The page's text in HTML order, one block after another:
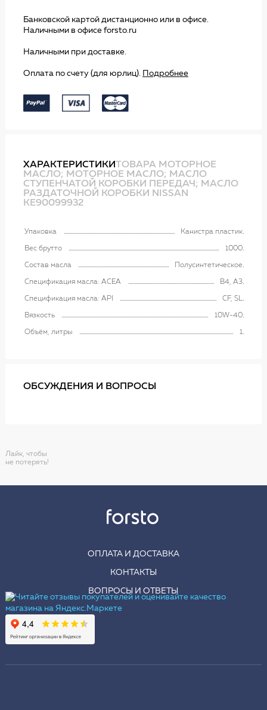
Банковской картой дистанционно или в офисе.
Наличными в офисе forsto.ru
Наличными при доставке.
Оплата по счету (для юрлиц). Подробнее
ХАРАКТЕРИСТИКИТОВАРА МОТОРНОЕ
МАСЛО; МОТОРНОЕ МАСЛО; МАСЛО
СТУПЕНЧАТОЙ КОРОБКИ ПЕРЕДАЧ; МАСЛО
РАЗДАТОЧНОЙ КОРОБКИ NISSAN
KE90099932
Упаковка Канистра пластик
Вес брутто 1000
Состав масла Полусинтетическое
Спецификация масла: ACEA B4, A3
Спецификация масла: API CF, SL
Вязкость 10W-40
Объём, литры 1
ОБСУЖДЕНИЯ И ВОПРОСЫ
Лайк, чтобы
не потерять!
ОПЛАТА И ДОСТАВКА
КОНТАКТЫ
ВОПРОСЫ И ОТВЕТЫ